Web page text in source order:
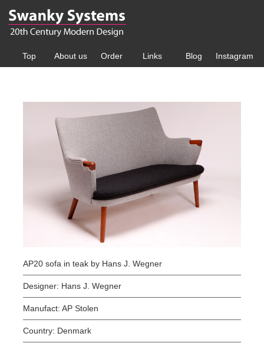
Top About us Order Links Blog Instagram
AP20 sofa in teak by Hans J. Wegner
Designer: Hans J. Wegner
Manufact: AP Stolen
Country: Denmark